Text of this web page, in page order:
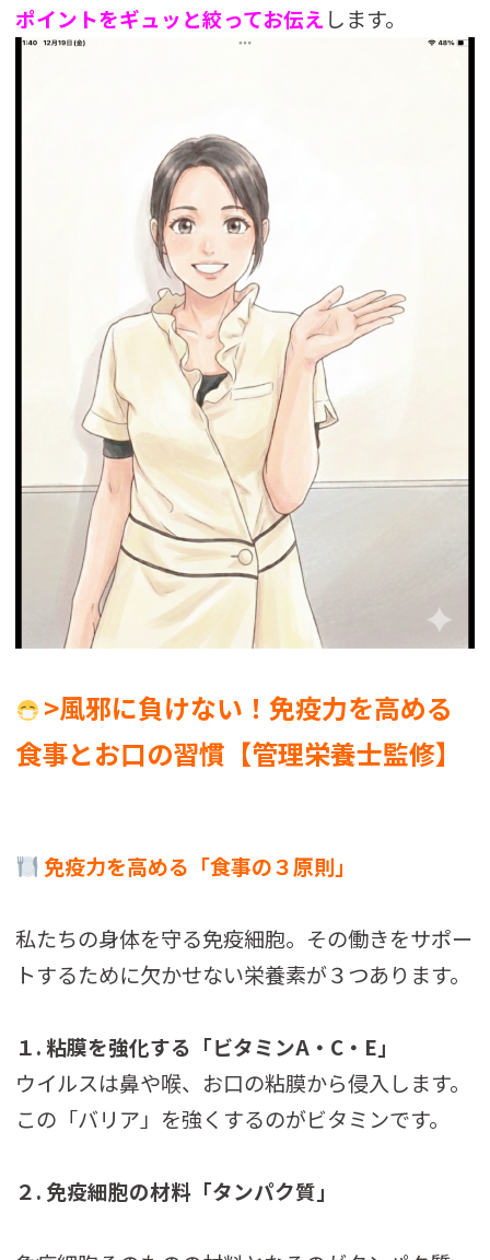
ポイントをギュッと絞ってお伝え します。
>風邪に負けない！免疫力を高める
食事とお口の習慣【管理栄養士監修】
免疫力を高める「食事の３原則」
私たちの身体を守る免疫細胞。その働きをサポー
トするために欠かせない栄養素が３つあります。
１. 粘膜を強化する「ビタミンA・C・E」
ウイルスは鼻や喉、お口の粘膜から侵入します。
この「バリア」を強くするのがビタミンです。
２. 免疫細胞の材料「タンパク質」